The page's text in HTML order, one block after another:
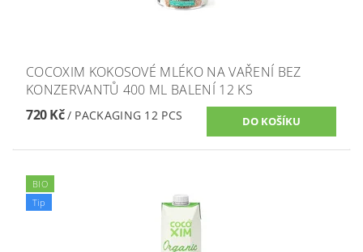
COCOXIM KOKOSOVÉ MLÉKO NA VAŘENÍ BEZ
KONZERVANTŮ 400 ML BALENÍ 12 KS
720 Kč/ PACKAGING 12 PCS
BIO
Tip